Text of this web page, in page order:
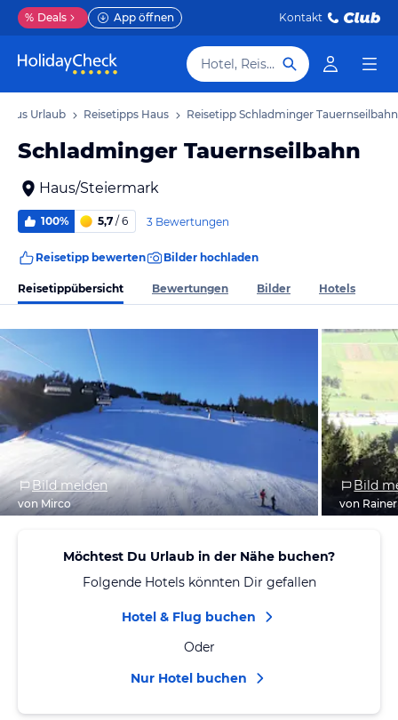
% Deals App öffnen Kontakt
Hotel, Reiseziel
Haus Urlaub Reisetipps Haus Reisetipp Schladminger Tauernseilbahn
Schladminger Tauernseilbahn
Haus/Steiermark
100% 5,7 / 6 3 Bewertungen
Reisetipp bewerten Bilder hochladen
Reisetippübersicht Bewertungen Bilder Hotels
Bild melden
von Mirco
Bild
von Rainer
Möchtest Du Urlaub in der Nähe buchen?
Folgende Hotels könnten Dir gefallen
Hotel & Flug buchen
Oder
Nur Hotel buchen